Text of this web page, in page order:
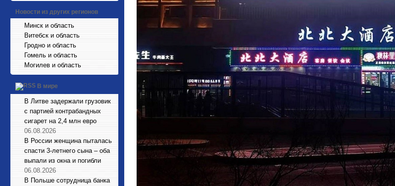
Новости из других регионов
Минск и область
Витебск и область
Гродно и область
Гомель и область
Могилев и область
В мире
В Литве задержали грузовик
с партией контрабандных
сигарет на 2,4 млн евро
06.08.2026
В России женщина пыталась
спасти 3-летнего сына – оба
выпали из окна и погибли
06.08.2026
В Польше сотрудница банка